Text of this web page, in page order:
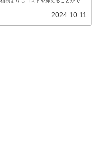
ージ式ポケットWi-Fiの選び方とおす
2024.10.11